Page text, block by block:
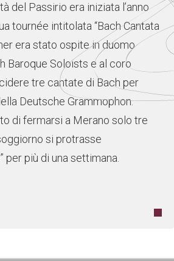
del Passirio era iniziata l’anno
tournée intitolata “Bach Cantata
era stato ospite in duomo
Baroque Soloists e al coro
tre cantate di Bach per
Deutsche Grammophon.
di fermarsi a Merano solo tre
si protrasse
per più di una settimana.